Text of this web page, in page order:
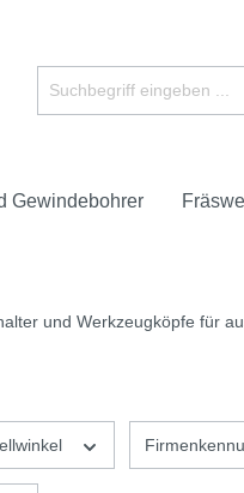
Gewindebohrer
und Werkzeugköpfe für